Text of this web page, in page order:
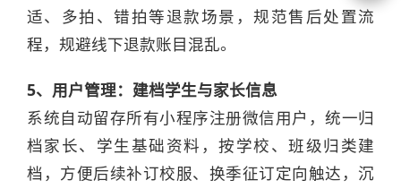
适、多拍、错拍等退款场景，规范售后处置流
程，规避线下退款账目混乱。
5、用户管理：建档学生与家长信息
系统自动留存所有小程序注册微信用户，统一归
档家长、学生基础资料，按学校、班级归类建
档，方便后续补订校服、换季征订定向触达，沉